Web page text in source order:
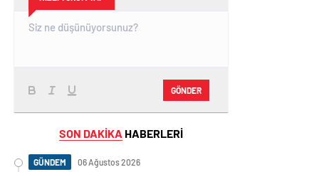
GÖNDER
SON DAKİKA HABERLERİ
GÜNDEM 06 Ağustos 2026